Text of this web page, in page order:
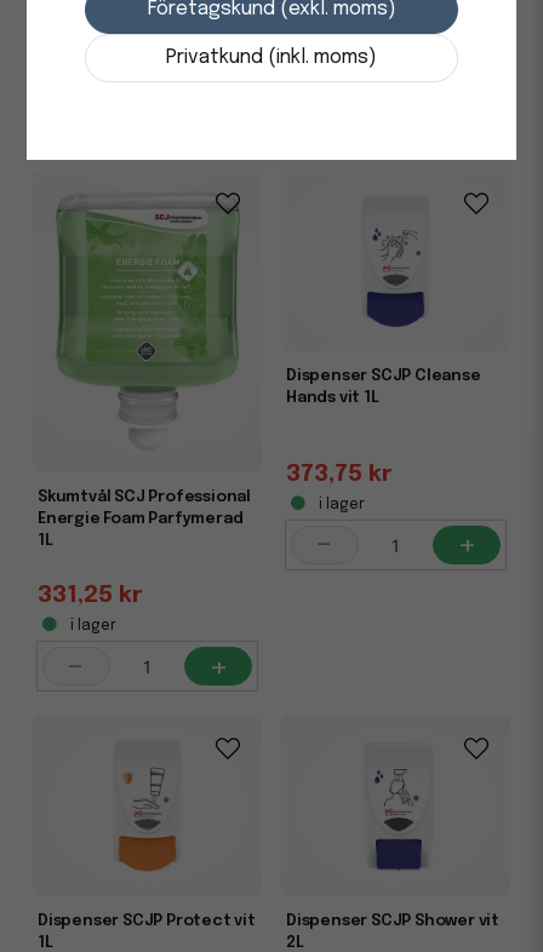
381,25 kr
i lager
331,25 kr
i lager
Skumtvål SCJ Professional
Energie Foam Parfymerad
1L
331,25 kr
i lager
- +
Dispenser SCJP Cleanse
Hands vit 1L
373,75 kr
i lager
- +
Dispenser SCJP Protect vit
1L
Dispenser SCJP Shower vit
2L
Företagskund (exkl. moms)
Privatkund (inkl. moms)